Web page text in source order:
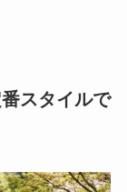
スタイルで